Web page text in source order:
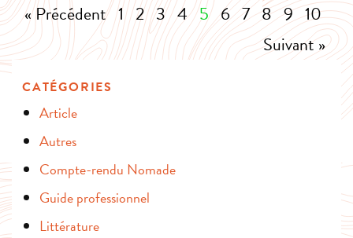
« Précédent 1 2 3 4 5 6 7 8 9 10
Suivant »
CATÉGORIES
Article
Autres
Compte-rendu Nomade
Guide professionnel
Littérature